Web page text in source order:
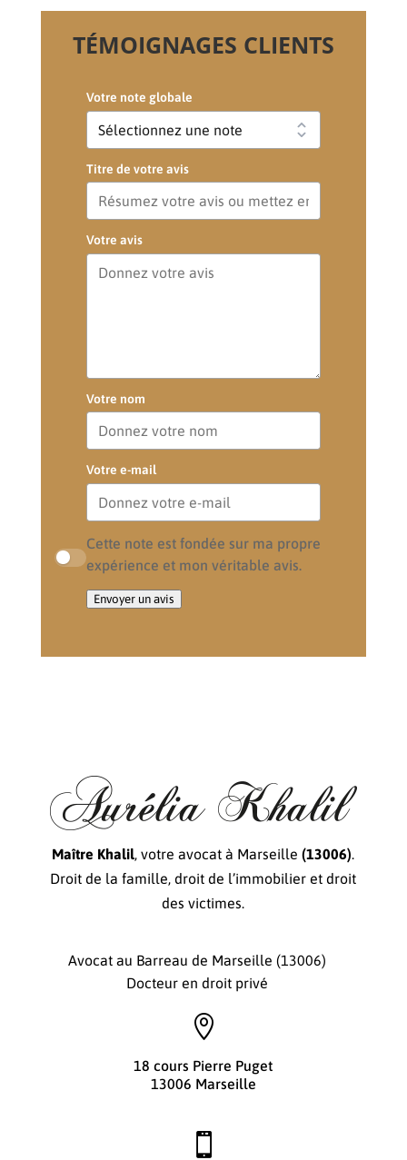
TÉMOIGNAGES CLIENTS
Votre note globale
Titre de votre avis
Votre avis
Votre nom
Votre e-mail
Cette note est fondée sur ma propre
expérience et mon véritable avis.
Envoyer un avis
Maître Khalil, votre avocat à Marseille(13006).
Droit de la famille, droit de l’immobilier et droit
des victimes.
Avocat au Barreau de Marseille (13006)
Docteur en droit privé

18 cours Pierre Puget
13006 Marseille
